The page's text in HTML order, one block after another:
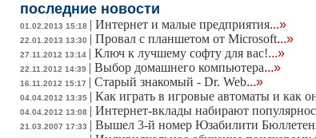
последние новости
01.02.2013 15:18 | Интернет и малые предприятия...»
22.01.2013 13:30 | Провал с планшетом от Microsoft...»
27.11.2012 13:14 | Ключ к лучшему софту для вас!...»
22.11.2012 14:39 | Выбор домашнего компьютера...»
16.11.2012 15:17 | Старый знакомый - Dr. Web...»
04.04.2012 13:35 | Как играть в игровые автоматы и как
04.04.2012 13:08 | Интернет-вклады набирают
21.03.2007 17:33 | Вышел 3-й номер Юзабилити